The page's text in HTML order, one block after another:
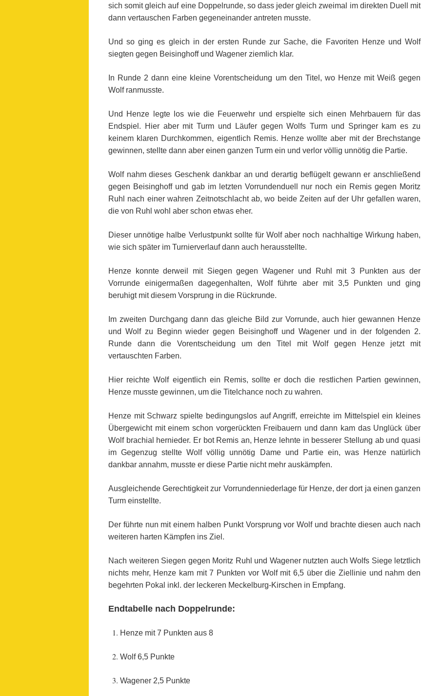
sich somit gleich auf eine Doppelrunde, so dass jeder gleich zweimal im direkten Duell mit
dann vertauschen Farben gegeneinander antreten musste.
Und so ging es gleich in der ersten Runde zur Sache, die Favoriten Henze und Wolf
siegten gegen Beisinghoff und Wagener ziemlich klar.
In Runde 2 dann eine kleine Vorentscheidung um den Titel, wo Henze mit Weiß gegen
Wolf ranmusste.
Und Henze legte los wie die Feuerwehr und erspielte sich einen Mehrbauern für das
Endspiel. Hier aber mit Turm und Läufer gegen Wolfs Turm und Springer kam es zu
keinem klaren Durchkommen, eigentlich Remis. Henze wollte aber mit der Brechstange
gewinnen, stellte dann aber einen ganzen Turm ein und verlor völlig unnötig die Partie.
Wolf nahm dieses Geschenk dankbar an und derartig beflügelt gewann er anschließend
gegen Beisinghoff und gab im letzten Vorrundenduell nur noch ein Remis gegen Moritz
Ruhl nach einer wahren Zeitnotschlacht ab, wo beide Zeiten auf der Uhr gefallen waren,
die von Ruhl wohl aber schon etwas eher.
Dieser unnötige halbe Verlustpunkt sollte für Wolf aber noch nachhaltige Wirkung haben,
wie sich später im Turnierverlauf dann auch herausstellte.
Henze konnte derweil mit Siegen gegen Wagener und Ruhl mit 3 Punkten aus der
Vorrunde einigermaßen dagegenhalten, Wolf führte aber mit 3,5 Punkten und ging
beruhigt mit diesem Vorsprung in die Rückrunde.
Im zweiten Durchgang dann das gleiche Bild zur Vorrunde, auch hier gewannen Henze
und Wolf zu Beginn wieder gegen Beisinghoff und Wagener und in der folgenden 2.
Runde dann die Vorentscheidung um den Titel mit Wolf gegen Henze jetzt mit
vertauschten Farben.
Hier reichte Wolf eigentlich ein Remis, sollte er doch die restlichen Partien gewinnen,
Henze musste gewinnen, um die Titelchance noch zu wahren.
Henze mit Schwarz spielte bedingungslos auf Angriff, erreichte im Mittelspiel ein kleines
Übergewicht mit einem schon vorgerückten Freibauern und dann kam das Unglück über
Wolf brachial hernieder. Er bot Remis an, Henze lehnte in besserer Stellung ab und quasi
im Gegenzug stellte Wolf völlig unnötig Dame und Partie ein, was Henze natürlich
dankbar annahm, musste er diese Partie nicht mehr auskämpfen.
Ausgleichende Gerechtigkeit zur Vorrundenniederlage für Henze, der dort ja einen ganzen
Turm einstellte.
Der führte nun mit einem halben Punkt Vorsprung vor Wolf und brachte diesen auch nach
weiteren harten Kämpfen ins Ziel.
Nach weiteren Siegen gegen Moritz Ruhl und Wagener nutzten auch Wolfs Siege letztlich
nichts mehr, Henze kam mit 7 Punkten vor Wolf mit 6,5 über die Ziellinie und nahm den
begehrten Pokal inkl. der leckeren Meckelburg-Kirschen in Empfang.
Endtabelle nach Doppelrunde:
Henze mit 7 Punkten aus 8
Wolf 6,5 Punkte
Wagener 2,5 Punkte